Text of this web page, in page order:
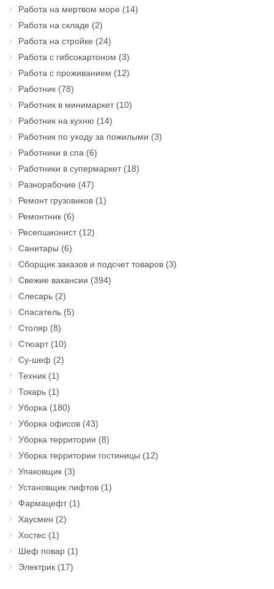
Работа на мертвом море (14)
Работа на складе (2)
Работа на стройке (24)
Работа с гибсокартоном (3)
Работа с проживанием (12)
Работник (78)
Работник в минимаркет(10)
Работник на кухню (14)
Работник по уходу за пожилыми (3)
Работники в спа (6)
Работники в супермаркет(18)
Разнорабочие (47)
Ремонт грузовиков (1)
Ремонтник (6)
Ресепшионист(12)
Санитары (6)
Сборщик заказов и подсчет товаров (3)
Свежие вакансии (394)
Слесарь (2)
Спасатель (5)
Столяр (8)
Стюарт(10)
Су-шеф (2)
Техник (1)
Токарь (1)
Уборка (180)
Уборка офисов (43)
Уборка территории (8)
Уборка территории гостиницы (12)
Упаковщик (3)
Установщик лифтов (1)
Фармацефт(1)
Хаусмен (2)
Хостес (1)
Шеф повар (1)
Электрик (17)